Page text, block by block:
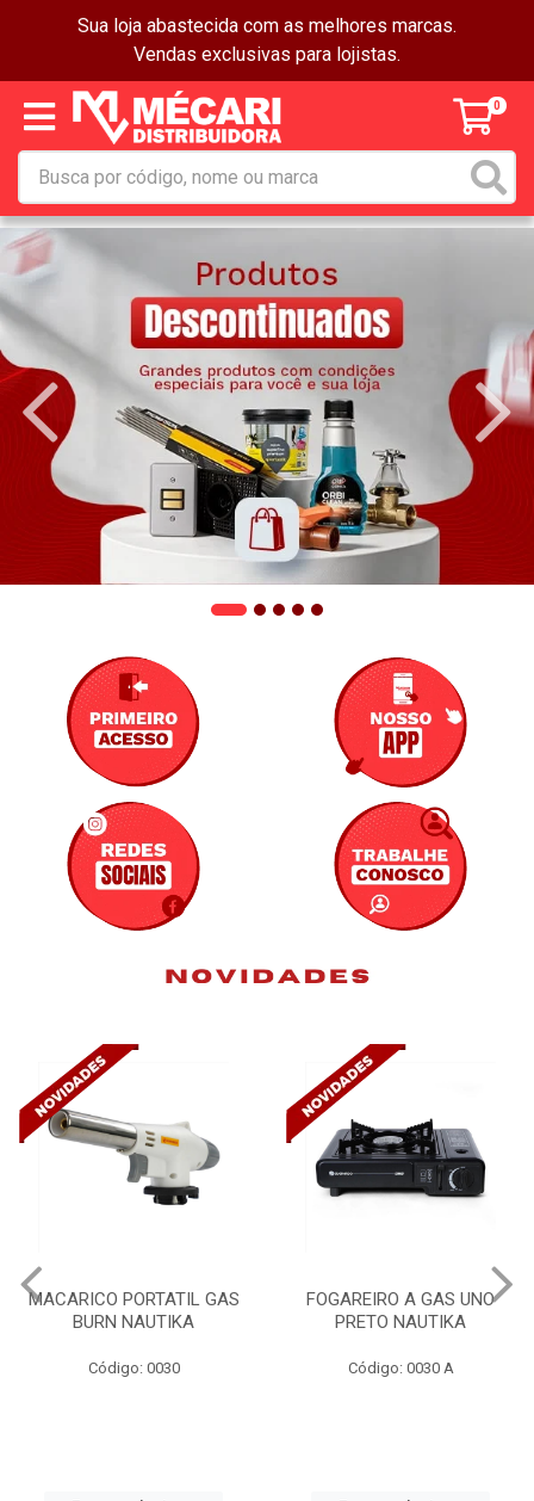
Sua loja abastecida com as melhores marcas.
Vendas exclusivas para lojistas.
0
FOGAREIRO A GAS UNO
PRETO NAUTIKA
Código: 0030 A
CANALETA 20X10X2M
C/DIVISORIA C/DUPLA FACE
Código: 4990